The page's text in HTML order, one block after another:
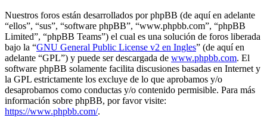
Nuestros foros están desarrollados por phpBB (de aquí en adelante
“ellos”, “sus”, “software phpBB”, “www.phpbb.com”, “phpBB
Limited”, “phpBB Teams”) el cual es una solución de foros liberada
bajo la “GNU General Public License v2 en Ingles” (de aquí en
adelante “GPL”) y puede ser descargada de www.phpbb.com. El
software phpBB solamente facilita discusiones basadas en Internet y
la GPL estrictamente los excluye de lo que aprobamos y/o
desaprobamos como conductas y/o contenido permisible. Para más
información sobre phpBB, por favor visite:
https://www.phpbb.com/.